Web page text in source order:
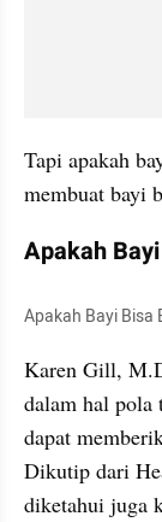
Tapi apakah
membuat bayi
Apakah
Apakah Bayi Bisa
Karen Gill,
dalam hal pola
dapat
Dikutip dari
diketahui juga